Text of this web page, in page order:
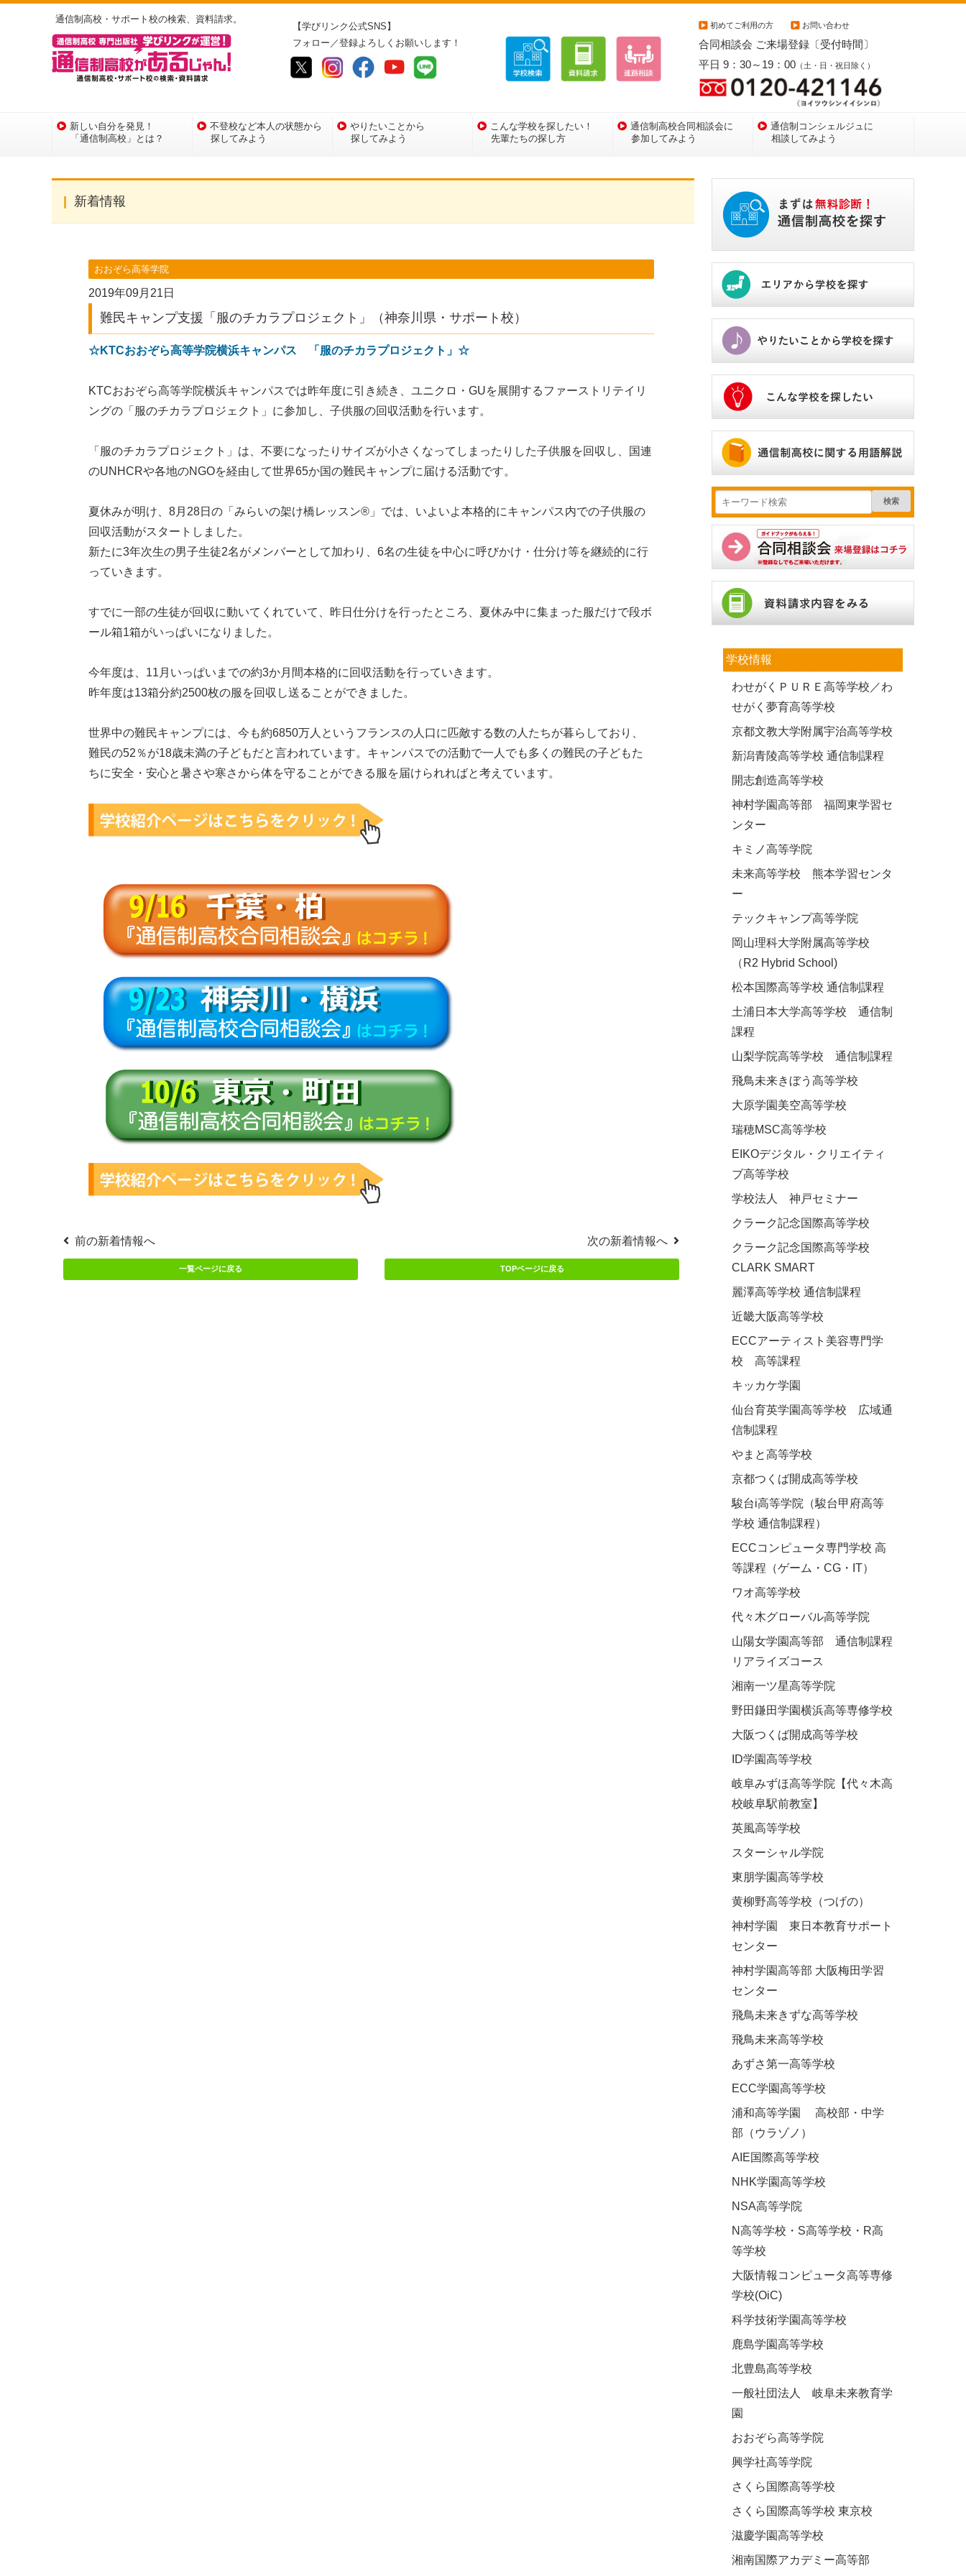
通信制高校・サポート校の検索、資料請求。
【学びリンク公式SNS】
フォロー／登録よろしくお願いします！
初めてご利用の方 お問い合わせ
合同相談会 ご来場登録〔受付時間〕
平日 9：30～19：00 （土・日・祝日除く）
新しい自分を発見！
「通信制高校」とは？
不登校など本人の状態から
探してみよう
やりたいことから
探してみよう
こんな学校を探したい！
先輩たちの探し方
通信制高校合同相談会に
参加してみよう
通信制コンシェルジュに
相談してみよう
新着情報
おおぞら高等学院
2019年09月21日
難民キャンプ支援「服のチカラプロジェクト」（神奈川県・サポート校）
☆KTCおおぞら高等学院横浜キャンパス 「服のチカラプロジェクト」☆
KTCおおぞら高等学院横浜キャンパスでは昨年度に引き続き、ユニクロ・GUを展開するファーストリテイリ
ングの「服のチカラプロジェクト」に参加し、子供服の回収活動を行います。
「服のチカラプロジェクト」は、不要になったりサイズが小さくなってしまったりした子供服を回収し、国連
のUNHCRや各地のNGOを経由して世界65か国の難民キャンプに届ける活動です。
夏休みが明け、8月28日の「みらいの架け橋レッスン®」では、いよいよ本格的にキャンパス内での子供服の
回収活動がスタートしました。
新たに3年次生の男子生徒2名がメンバーとして加わり、6名の生徒を中心に呼びかけ・仕分け等を継続的に行
っていきます。
すでに一部の生徒が回収に動いてくれていて、昨日仕分けを行ったところ、夏休み中に集まった服だけで段ボ
ール箱1箱がいっぱいになりました。
今年度は、11月いっぱいまでの約3か月間本格的に回収活動を行っていきます。
昨年度は13箱分約2500枚の服を回収し送ることができました。
世界中の難民キャンプには、今も約6850万人というフランスの人口に匹敵する数の人たちが暮らしており、
難民の52％が18歳未満の子どもだと言われています。キャンパスでの活動で一人でも多くの難民の子どもた
ちに安全・安心と暑さや寒さから体を守ることができる服を届けられればと考えています。
前の新着情報へ 次の新着情報へ
一覧ページに戻る TOPページに戻る
検索
学校情報
わせがくＰＵＲＥ高等学校／わ
せがく夢育高等学校
京都文教大学附属宇治高等学校
新潟青陵高等学校 通信制課程
開志創造高等学校
神村学園高等部 福岡東学習セ
ンター
キミノ高等学院
未来高等学校 熊本学習センタ
ー
テックキャンプ高等学院
岡山理科大学附属高等学校
（R2 Hybrid School)
松本国際高等学校 通信制課程
土浦日本大学高等学校 通信制
課程
山梨学院高等学校 通信制課程
飛鳥未来きぼう高等学校
大原学園美空高等学校
瑞穂MSC高等学校
EIKOデジタル・クリエイティ
ブ高等学校
学校法人 神戸セミナー
クラーク記念国際高等学校
クラーク記念国際高等学校
CLARK SMART
麗澤高等学校 通信制課程
近畿大阪高等学校
ECCアーティスト美容専門学
校 高等課程
キッカケ学園
仙台育英学園高等学校 広域通
信制課程
やまと高等学校
京都つくば開成高等学校
駿台i高等学院（駿台甲府高等
学校 通信制課程）
ECCコンピュータ専門学校 高
等課程（ゲーム・CG・IT）
ワオ高等学校
代々木グローバル高等学院
山陽女学園高等部 通信制課程
リアライズコース
湘南一ツ星高等学院
野田鎌田学園横浜高等専修学校
大阪つくば開成高等学校
ID学園高等学校
岐阜みずほ高等学院【代々木高
校岐阜駅前教室】
英風高等学校
スターシャル学院
東朋学園高等学校
黄柳野高等学校（つげの）
神村学園 東日本教育サポート
センター
神村学園高等部 大阪梅田学習
センター
飛鳥未来きずな高等学校
飛鳥未来高等学校
あずさ第一高等学校
ECC学園高等学校
浦和高等学園 高校部・中学
部（ウラゾノ）
AIE国際高等学校
NHK学園高等学校
NSA高等学院
N高等学校・S高等学校・R高
等学校
大阪情報コンピュータ高等専修
学校(OiC)
科学技術学園高等学校
鹿島学園高等学校
北豊島高等学校
一般社団法人 岐阜未来教育学
園
おおぞら高等学院
興学社高等学院
さくら国際高等学校
さくら国際高等学校 東京校
滋慶学園高等学校
湘南国際アカデミー高等部